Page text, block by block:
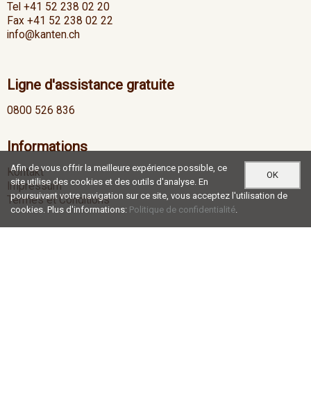
Tel +41 52 238 02 20
Fax +41 52 238 02 22
info@kanten.ch
Ligne d'assistance gratuite
0800 526 836
Informations
Kontakt
Impressum
Termes et Conditions
OK
Afin de vous offrir la meilleure expérience possible, ce
site utilise des cookies et des outils d'analyse. En
poursuivant votre navigation sur ce site, vous acceptez l'utilisation de
cookies. Plus d'informations: Politique de confidentialité.